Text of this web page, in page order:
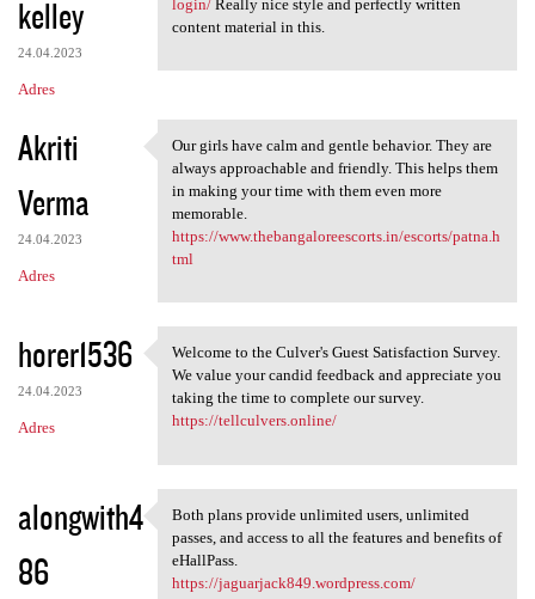
kelley
24.04.2023
Adres
login/Really nice style and perfectly written
content material in this.
Akriti
Verma
24.04.2023
Adres
Our girls have calm and
Our girls have calm and gentle behavior. They are
always approachable and friendly. This helps them
in making your time with them even more
memorable.
https://www.thebangaloreescorts.in/escorts/patna.h
tml
horer1536
24.04.2023
Adres
Welcome to the Culver's Guest
Welcome to the Culver's Guest Satisfaction Survey.
We value your candid feedback and appreciate you
taking the time to complete our survey.
https://tellculvers.online/
alongwith4
86
Both plans provide unlimited
Both plans provide unlimited users, unlimited
passes, and access to all the features and benefits of
eHallPass.
https://jaguarjack849.wordpress.com/